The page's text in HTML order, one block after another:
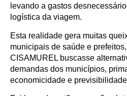
levando a gastos
logística da viagem.
Esta realidade gera muitas
municipais de saúde e
CISAMUREL buscasse
demandas dos municípios,
economicidade e